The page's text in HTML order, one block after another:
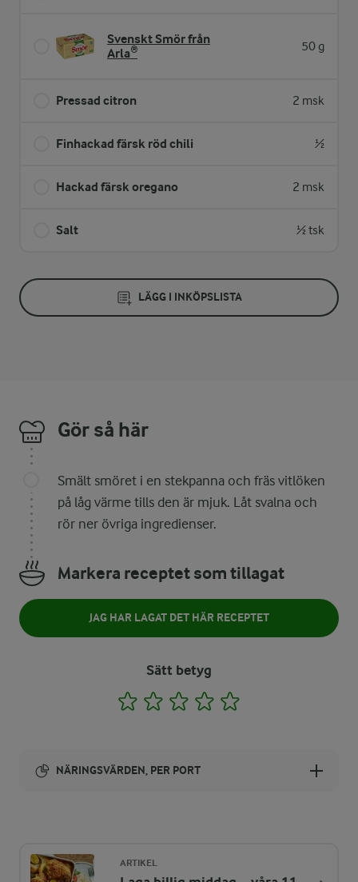
Svenskt Smör från
Arla®
50 g
Pressad citron 2 msk
Finhackad färsk röd chili ½
Hackad färsk oregano 2 msk
Salt ½ tsk
LÄGG I INKÖPSLISTA
Gör så här
Smält smöret i en stekpanna och fräs vitlöken
på låg värme tills den är mjuk. Låt svalna och
rör ner övriga ingredienser.
Markera receptet som tillagat
JAG HAR LAGAT DET HÄR RECEPTET
Sätt betyg
1 2 3 4
NÄRINGSVÄRDEN, PER PORT
ARTIKEL